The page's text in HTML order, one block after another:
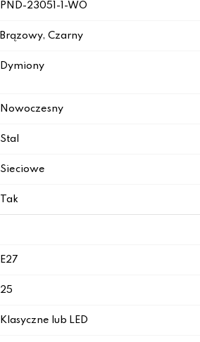
PND-23051-1-WO
Brązowy, Czarny
Dymiony
Nowoczesny
Stal
Sieciowe
Tak
E27
25
Klasyczne lub LED